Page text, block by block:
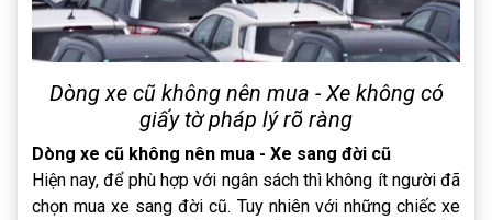
Dòng xe cũ không nên mua - Xe không có
giấy tờ pháp lý rõ ràng
Dòng xe cũ không nên mua - Xe sang đời cũ
Hiện nay, để phù hợp với ngân sách thì không ít người đã
chọn mua xe sang đời cũ. Tuy nhiên với những chiếc xe